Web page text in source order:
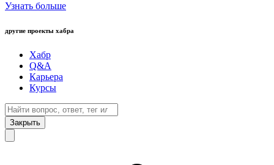
Узнать больше
другие проекты хабра
Хабр
Q&A
Карьера
Курсы
Закрыть